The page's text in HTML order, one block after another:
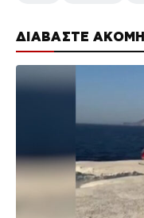
ΔΙΑΒΑΣΤΕ ΑΚΟΜΗ